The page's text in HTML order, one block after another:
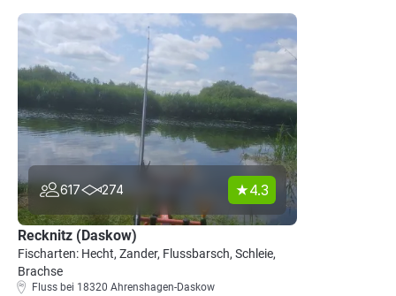
617 274 4.3
Recknitz (Daskow)
Fischarten: Hecht, Zander, Flussbarsch, Schleie,
Brachse
Fluss bei 18320 Ahrenshagen-Daskow